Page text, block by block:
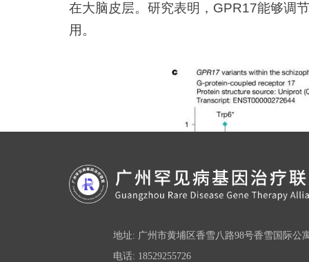
在大脑皮层。研究表明，GPR17能够调
用。
图3. 疾病-基
地址: 广州市黄埔区香雪八路98号香雪国际公
电话: 18529255726